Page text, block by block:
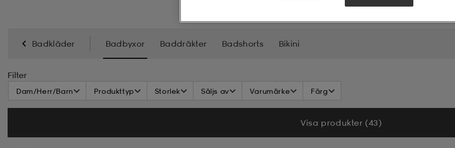
Badkläder Badbyxor Baddräkter Badshorts Bikini
Filter
Dam/Herr/Barn Produkttyp Storlek Säljs av Varumärke Färg
Visa produkter (43)